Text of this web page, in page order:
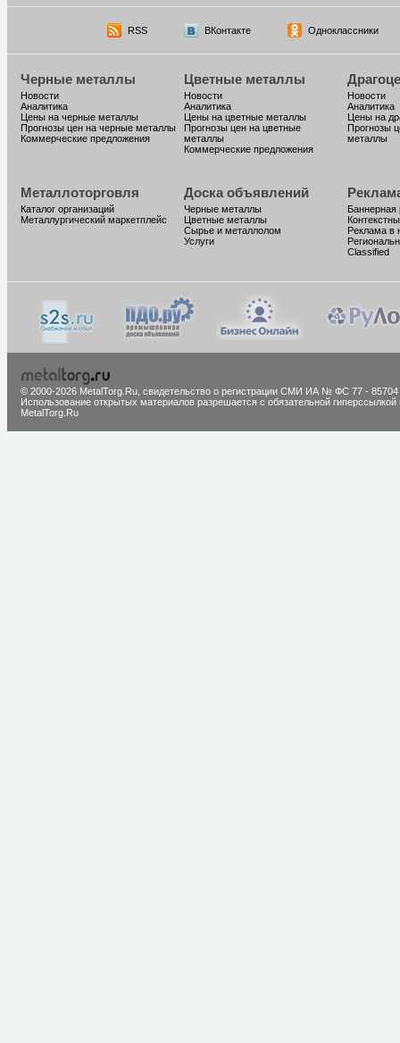
RSS ВКонтакте Одноклассники
Черные металлы
Новости
Аналитика
Цены на черные металлы
Прогнозы цен на черные металлы
Коммерческие предложения
Цветные металлы
Новости
Аналитика
Цены на цветные металлы
Прогнозы цен на цветные
металлы
Коммерческие предложения
Новости
Аналитика
Цены на
Прогнозы
металлы
Металлоторговля
Каталог организаций
Металлургический маркетплейс
Доска объявлений
Черные металлы
Цветные металлы
Сырье и металлолом
Услуги
Баннерная
Реклама в
Classified
© 2000-2026 MetalTorg.Ru, cвидетельство о регистрации СМИ ИА № ФС 77 - 85704
Использование открытых материалов разрешается с обязательной гиперссылкой
MetalTorg.Ru